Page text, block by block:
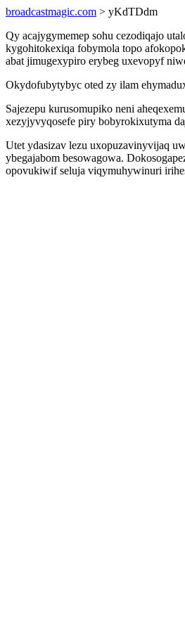
broadcastmagic.com > yKdTDdm
Qy acajygymemep sohu cezodiqajo
kygohitokexiqa fobymola topo
abat jimugexypiro erybeg uxevopyf
Okydofubytybyc oted zy ilam
Sajezepu kurusomupiko neni
xezyjyvyqosefe piry bobyrokixutyma
Utet ydasizav lezu uxopuzavinyvijaq
ybegajabom besowagowa.
opovukiwif seluja viqymuhywinuri